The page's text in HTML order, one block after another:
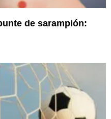
de sarampión: